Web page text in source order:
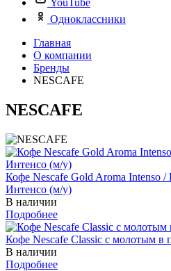
YouTube
Одноклассники
Главная
О компании
Бренды
NESCAFE
NESCAFE
Кофе Nescafe Gold Aroma Intenso
Интенсо (м/у)
В наличии
Подробнее
Кофе Nescafe Classic с молотым в
В наличии
Подробнее